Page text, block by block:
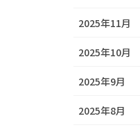
2025年11月
2025年10月
2025年9月
2025年8月